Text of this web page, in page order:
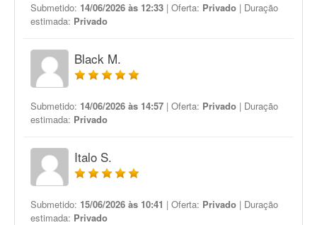
Submetido: 14/06/2026 às 12:33 | Oferta: Privado | Duração
estimada: Privado
Black M.
Submetido: 14/06/2026 às 14:57 | Oferta: Privado | Duração
estimada: Privado
Italo S.
Submetido: 15/06/2026 às 10:41 | Oferta: Privado | Duração
estimada: Privado